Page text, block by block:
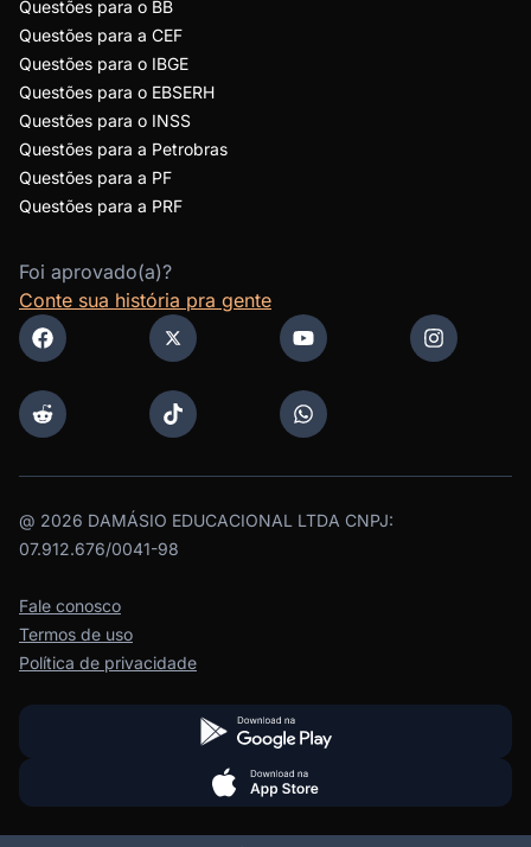
Questões para o BB
Questões para a CEF
Questões para o IBGE
Questões para o EBSERH
Questões para o INSS
Questões para a Petrobras
Questões para a PF
Questões para a PRF
Foi aprovado(a)?
Conte sua história pra gente
@ 2026 DAMÁSIO EDUCACIONAL LTDA CNPJ:
07.912.676/0041-98
Fale conosco
Termos de uso
Política de privacidade